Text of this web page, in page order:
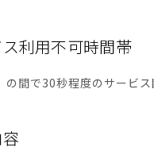
利用不可時間帯
の間で30秒程度のサービ